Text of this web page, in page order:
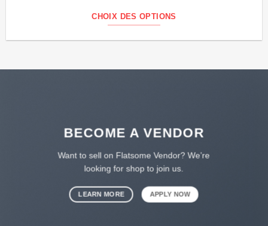
CHOIX DES OPTIONS
BECOME A VENDOR
Want to sell on Flatsome Vendor? We’re
looking for shop to join us.
LEARN MORE APPLY NOW